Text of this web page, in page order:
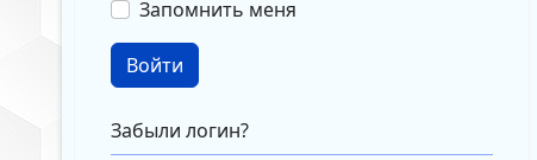
Запомнить меня
Войти
Забыли логин?